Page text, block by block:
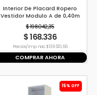
Interior De Placard Ropero
Vestidor Modulo A de 0,40m
$ 198.042,35
$ 168.336
Precio s/imp. nac. $ 139.120,66
COMPRAR AHORA
15% OFF